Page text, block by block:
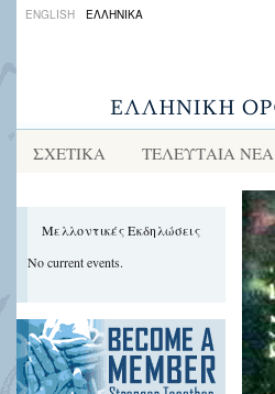
ENGLISH ΕΛΛΗΝΙΚΑ
ΣΧΕΤΙΚΑ ΤΕΛΕΥΤΑΙΑ ΝΕΑ
Μελλοντικές Εκδηλώσεις
No current events.